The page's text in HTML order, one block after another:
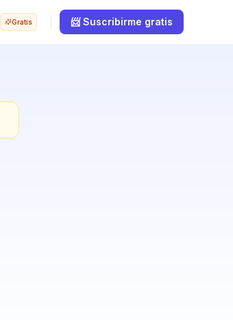
Gratis 📨 Suscribirme gratis